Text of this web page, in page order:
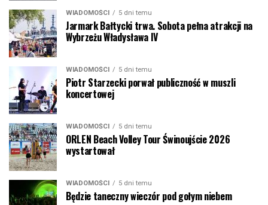
WIADOMOŚCI 5 dni temu
Jarmark Bałtycki trwa. Sobota pełna atrakcji na
Wybrzeżu Władysława IV
WIADOMOŚCI 5 dni temu
Piotr Starzecki porwał publiczność w muszli
koncertowej
WIADOMOŚCI 5 dni temu
ORLEN Beach Volley Tour Świnoujście 2026
wystartował
WIADOMOŚCI 5 dni temu
Będzie taneczny wieczór pod gołym niebem